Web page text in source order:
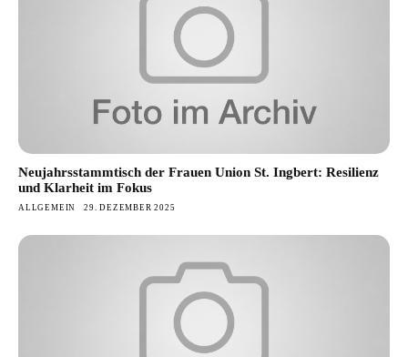
Neujahrsstammtisch der Frauen Union St. Ingbert: Resilienz
und Klarheit im Fokus
ALLGEMEIN 29. DEZEMBER 2025